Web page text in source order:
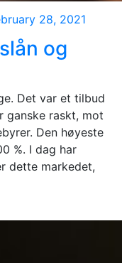
28, 2021
og
Det var et tilbud
ganske raskt, mot
Den høyeste
%. I dag har
dette markedet,